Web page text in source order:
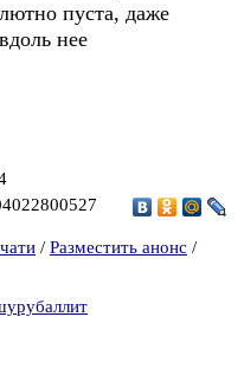
пуста, даже
нее
/ Разместить анонс /